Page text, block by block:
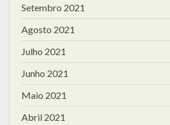
Setembro 2021
Agosto 2021
Julho 2021
Junho 2021
Maio 2021
Abril 2021